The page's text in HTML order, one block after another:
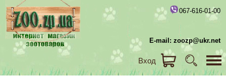
067-616-01-00
E-mail: zoozp@ukr.net
Вход